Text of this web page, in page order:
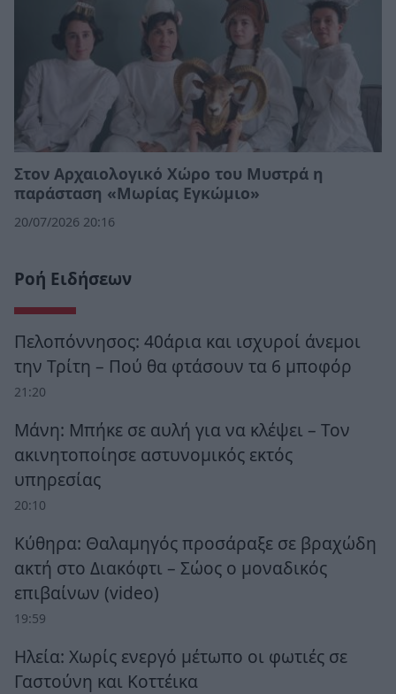
Στον Αρχαιολογικό Χώρο του Μυστρά η
παράσταση «Μωρίας Εγκώμιο»
20/07/2026 20:16
Ροή Ειδήσεων
Πελοπόννησος: 40άρια και ισχυροί άνεμοι
την Τρίτη – Πού θα φτάσουν τα 6 μποφόρ
21:20
Μάνη: Μπήκε σε αυλή για να κλέψει – Τον
ακινητοποίησε αστυνομικός εκτός
υπηρεσίας
20:10
Κύθηρα: Θαλαμηγός προσάραξε σε βραχώδη
ακτή στο Διακόφτι – Σώος ο μοναδικός
επιβαίνων (video)
19:59
Ηλεία: Χωρίς ενεργό μέτωπο οι φωτιές σε
Γαστούνη και Κοττέικα